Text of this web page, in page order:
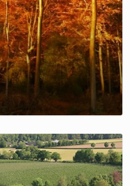
binnen half uur rijden van
bereikbaar!